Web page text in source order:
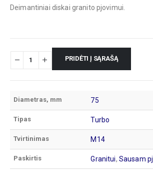
Deimantiniai diskai granito pjovimui.
PRIDĖTI Į SĄRAŠĄ
Diametras, mm 75
Tipas Turbo
Tvirtinimas M14
Paskirtis Granitui, Sausam